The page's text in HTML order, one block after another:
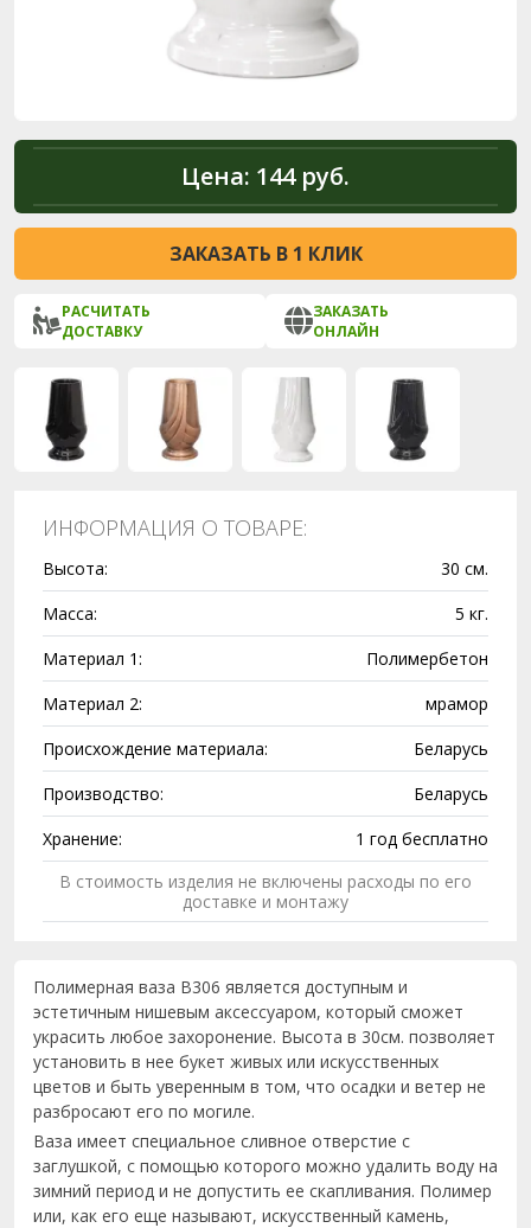
Цена: 144 руб.
ЗАКАЗАТЬ В 1 КЛИК
РАСЧИТАТЬ
ДОСТАВКУ
ЗАКАЗАТЬ
ОНЛАЙН
ИНФОРМАЦИЯ О ТОВАРЕ:
Высота:
30 см.
Масса:
5 кг.
Материал 1:
Полимербетон
Материал 2:
мрамор
Происхождение материала:
Беларусь
Производство:
Беларусь
Хранение:
1 год бесплатно
В стоимость изделия не включены расходы по его
доставке и монтажу
Полимерная ваза В306 является доступным и
эстетичным нишевым аксессуаром, который сможет
украсить любое захоронение. Высота в 30см. позволяет
установить в нее букет живых или искусственных
цветов и быть уверенным в том, что осадки и ветер не
разбросают его по могиле.
Ваза имеет специальное сливное отверстие с
заглушкой, с помощью которого можно удалить воду на
зимний период и не допустить ее скапливания. Полимер
или, как его еще называют, искусственный камень,